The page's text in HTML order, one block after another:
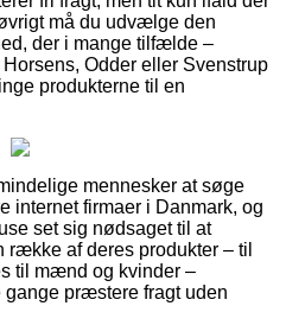
må du udvælge den
der i mange tilfælde –
Odder eller Svenstrup
produkterne til en
mennesker at søge
internet firmaer i Danmark, og
set sig nødsaget til at
af deres produkter – til
til mænd og kvinder –
gange præstere fragt uden